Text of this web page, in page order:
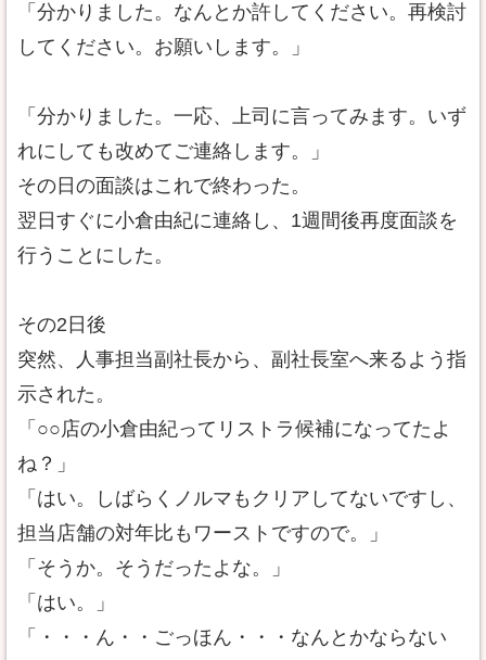
「分かりました。なんとか許してください。再検討
してください。お願いします。」
「分かりました。一応、上司に言ってみます。いず
れにしても改めてご連絡します。」
その日の面談はこれで終わった。
翌日すぐに小倉由紀に連絡し、1週間後再度面談を
行うことにした。
その2日後
突然、人事担当副社長から、副社長室へ来るよう指
示された。
「○○店の小倉由紀ってリストラ候補になってたよ
ね？」
「はい。しばらくノルマもクリアしてないですし、
担当店舗の対年比もワーストですので。」
「そうか。そうだったよな。」
「はい。」
「・・・ん・・ごっほん・・・なんとかならない